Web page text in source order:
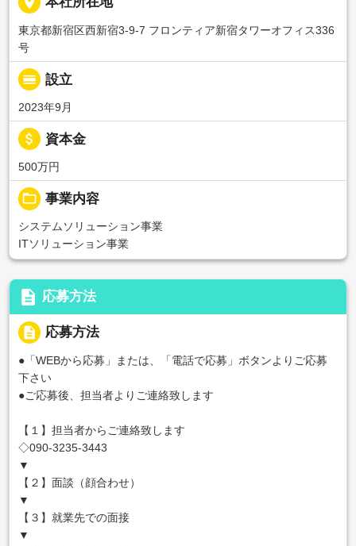
東京都新宿区西新宿3-9-7 フロンティア新宿タワーオフィス336
号
calendar_view_day 設立
2023年9月
attach_money 資本金
500万円
folder_open 事業内容
システムソリューション事業
ITソリューション事業
description 応募方法
description 応募方法
●「WEBから応募」または、「電話で応募」ボタンよりご応募
下さい
●ご応募後、担当者よりご連絡致します
【１】担当者からご連絡致します
◇090-3235-3443
▼
【２】面談（顔合わせ）
▼
【３】就業先での面接
▼